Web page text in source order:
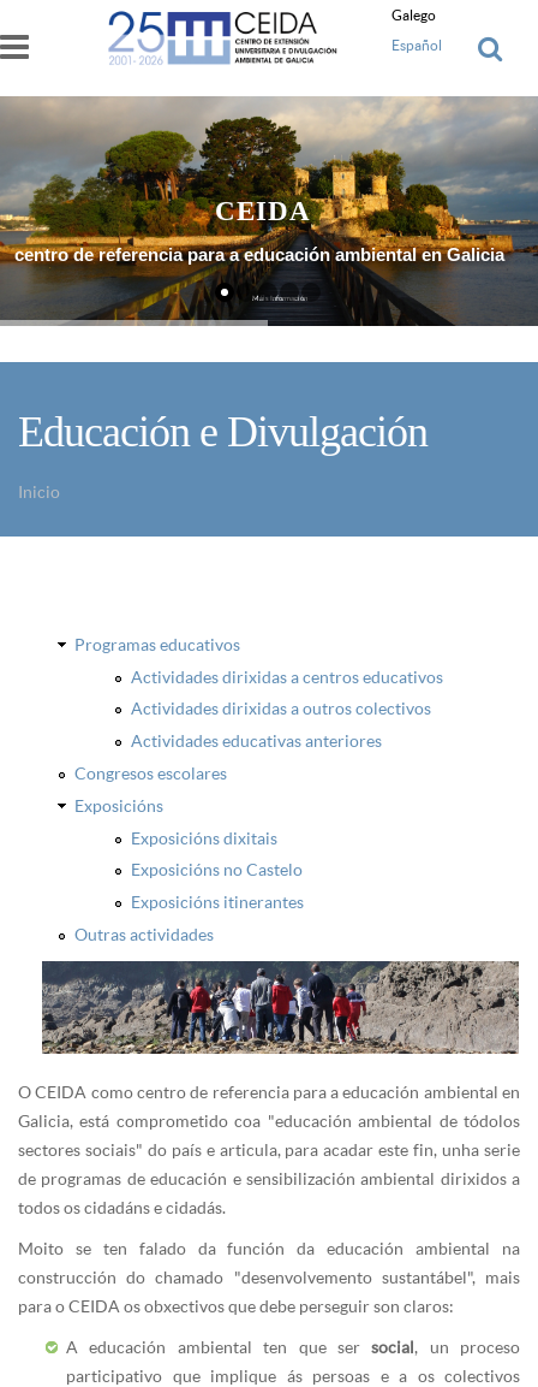
Ir o contido principal
Galego
Español
centro de referencia para a educación ambiental en Galicia
Máis Información
CEIDA
Educación e Divulgación
Inicio
Programas educativos
Actividades dirixidas a centros educativos
Actividades dirixidas a outros colectivos
Actividades educativas anteriores
Congresos escolares
Exposicións
Exposicións dixitais
Exposicións no Castelo
Exposicións itinerantes
Outras actividades
O CEIDA como centro de referencia para a educación ambiental en
Galicia, está comprometido coa "educación ambiental de tódolos
sectores sociais" do país e articula, para acadar este fin, unha serie
de programas de educación e sensibilización ambiental dirixidos a
todos os cidadáns e cidadás.
Moito se ten falado da función da educación ambiental na
construcción do chamado "desenvolvemento sustantábel", mais
para o CEIDA os obxectivos que debe perseguir son claros:
A educación ambiental ten que sersocial, un proceso
participativo que implique ás persoas e a os colectivos